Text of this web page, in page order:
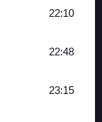
22:10
22:48
23:15